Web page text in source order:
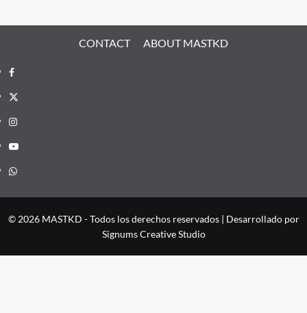
CONTACT ABOUT MASTKD
Facebook
X
Instagram
YouTube
Whatsapp